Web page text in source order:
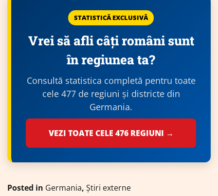
STATISTICĂ EXCLUSIVĂ
Vrei să afli câți români sunt
în regiunea ta?
Consultă statistica completă pentru toate
cele 477 de regiuni și districte din
Germania.
VEZI TOATE CELE 476 REGIUNI →
Posted in Germania, Știri externe